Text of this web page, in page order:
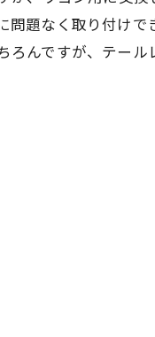
題なく取り付けで
んですが、テー